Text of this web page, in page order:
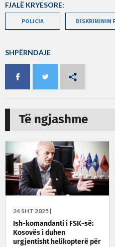
FJALË KRYESORE:
POLICIA DISKRIMINIM
SHPËRNDAJE
Të ngjashme
24 SHT 2025 |
Ish-komandanti i FSK-së:
Kosovës i duhen
urgjentisht helikopterë për